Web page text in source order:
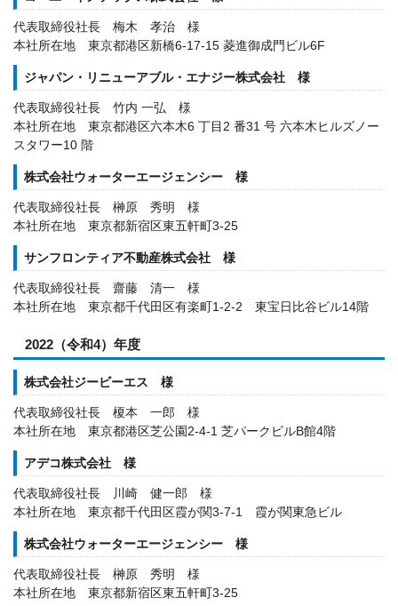
代表取締役社長 梅木 孝治 様
本社所在地 東京都港区新橋6-17-15 菱進御成門ビル6F
ジャパン・リニューアブル・エナジー株式会社 様
代表取締役社長 竹内 一弘 様
本社所在地 東京都港区六本木6 丁目2 番31 号 六本木ヒルズノー
スタワー10 階
株式会社ウォーターエージェンシー 様
代表取締役社長 榊原 秀明 様
本社所在地 東京都新宿区東五軒町3-25
サンフロンティア不動産株式会社 様
代表取締役社長 齋藤 清一 様
本社所在地 東京都千代田区有楽町1-2-2 東宝日比谷ビル14階
2022（令和4）年度
株式会社ジービーエス 様
代表取締役社長 榎本 一郎 様
本社所在地 東京都港区芝公園2-4-1 芝パークビルB館4階
アデコ株式会社 様
代表取締役社長 川崎 健一郎 様
本社所在地 東京都千代田区霞が関3-7-1 霞が関東急ビル
株式会社ウォーターエージェンシー 様
代表取締役社長 榊原 秀明 様
本社所在地 東京都新宿区東五軒町3-25